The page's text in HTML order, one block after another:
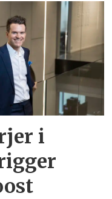
i